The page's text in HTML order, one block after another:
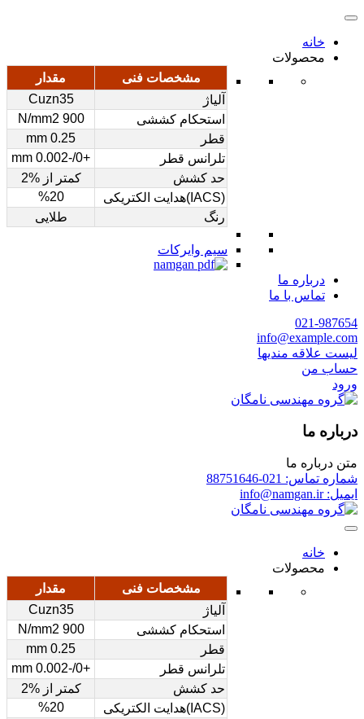
خانه
محصولات
مشخصات فنی
مقدار
آلیاژ
Cuzn35
استحکام کششی
900 N/mm2
قطر
0.25 mm
تلرانس قطر
+0/-0.002 mm
حد کشش
کمتر از %2
(IACS)هدایت الکتریکی
%20
رنگ
طلایی
سیم وایرکات
درباره ما
تماس با ما
021-987654
info@example.com
لیست علاقه مندیها
حساب من
ورود
درباره ما
متن درباره ما
شماره تماس: 021-88751646
ایمیل: info@namgan.ir
خانه
محصولات
مشخصات فنی
مقدار
آلیاژ
Cuzn35
استحکام کششی
900 N/mm2
قطر
0.25 mm
تلرانس قطر
+0/-0.002 mm
حد کشش
کمتر از %2
(IACS)هدایت الکتریکی
%20